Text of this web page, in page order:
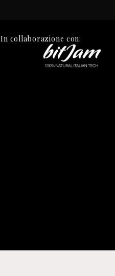
In collaborazione con: